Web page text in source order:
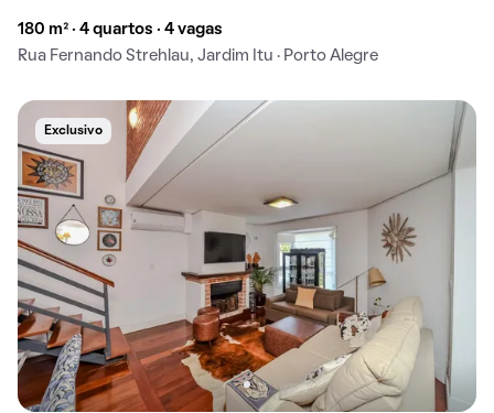
180 m² · 4 quartos · 4 vagas
Rua Fernando Strehlau, Jardim Itu · Porto Alegre
Exclusivo